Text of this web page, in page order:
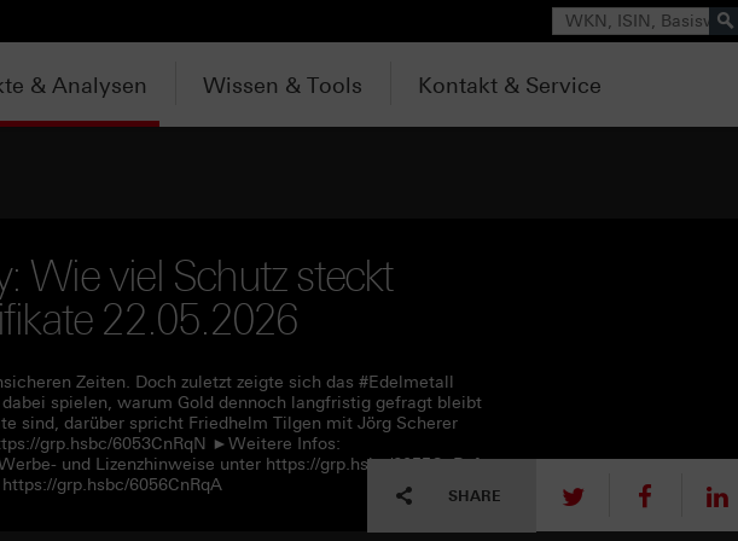
Suche
& Analysen Wissen & Tools Kontakt & Service
Wie viel Schutz steckt
22.05.2026
Zeiten. Doch zuletzt zeigte sich das #Edelmetall
spielen, warum Gold dennoch langfristig gefragt bleibt
sind, darüber spricht Friedhelm Tilgen mit Jörg Scherer
grp.hsbc/6053CnRqN ►Weitere Infos:
und Lizenzhinweise unter https://grp.hsbc/6055CnRqf
grp.hsbc/6056CnRqA
SHARE tweet